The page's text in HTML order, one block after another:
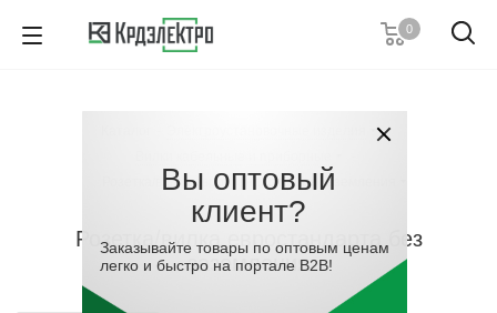
0
Заказать звонок
-
Розетка/вилка евростандарта без заземления
Розетка/вилка евростандарта без
заземления
Вы оптовый
клиент?
Заказывайте товары по оптовым ценам
легко и быстро на портале B2B!